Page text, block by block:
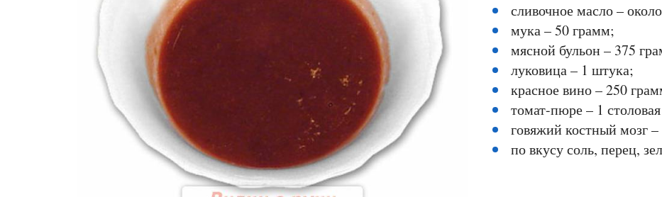
сливочное масло –
мука – 50 грамм;
мясной бульон – 375
луковица – 1 штука;
красное вино – 250
томат-пюре – 1
говяжий костный мозг
по вкусу соль, перец,